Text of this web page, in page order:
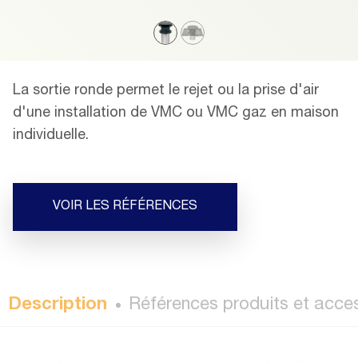
La sortie ronde permet le rejet ou la prise d'air
d'une installation de VMC ou VMC gaz en maison
individuelle.
VOIR LES RÉFÉRENCES
Description Références produits et